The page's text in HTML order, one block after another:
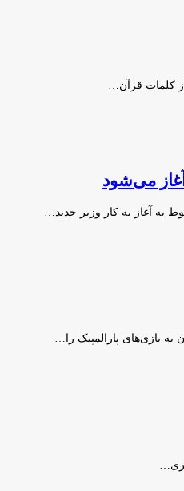
می‌شود
آغاز به کار وزیر جدید…